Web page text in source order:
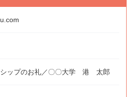
シップのお礼／〇〇大学 港 太郎